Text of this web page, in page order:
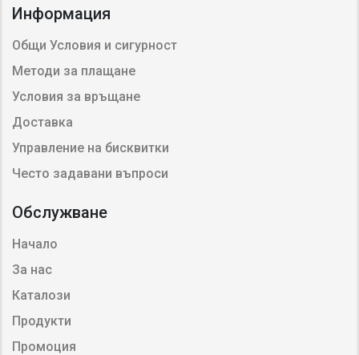
Информация
Общи Условия и сигурност
Методи за плащане
Условия за връщане
Доставка
Управление на бисквитки
Често задавани въпроси
Обслужване
Начало
За нас
Каталози
Продукти
Промоция